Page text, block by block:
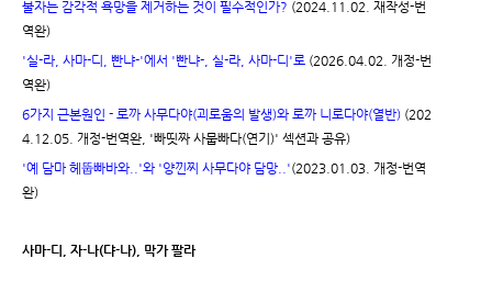
불자는 감각적 욕망을 제거하는 것이 필수적인가? (2024.11.02. 재작성-번
역완)
'실-라, 사마-디, 빤냐-'에서 '빤냐-, 실-라, 사마-디'로 (2026.04.02. 개정-번
역완)
6가지 근본원인 - 로까 사무다야(괴로움의 발생)와 로까 니로다야(열반) (202
4.12.05. 개정-번역완, '빠띳짜 사뭅빠다(연기)' 섹션과 공유)
'예 담마 헤뚭빠바와..'와 '양낀찌 사무다야 담망..'(2023.01.03. 개정-번역
완)
사마-디, 자-나(댜-나), 막가 팔라